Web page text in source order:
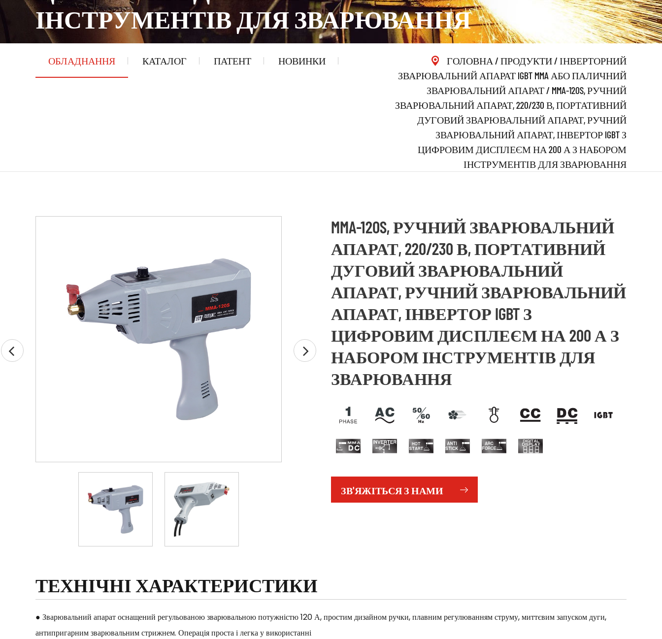
ІНСТРУМЕНТІВ ДЛЯ ЗВАРЮВАННЯ
ОБЛАДНАННЯ КАТАЛОГ ПАТЕНТ НОВИНКИ ГОЛОВНА / ПРОДУКТИ/ ІНВЕРТОРНИЙ
ЗВАРЮВАЛЬНИЙ АПАРАТ IGBT MMA АБО ПАЛИЧНИЙ
ЗВАРЮВАЛЬНИЙ АПАРАТ/ MMA-120S, РУЧНИЙ
ЗВАРЮВАЛЬНИЙ АПАРАТ, 220/230 В, ПОРТАТИВНИЙ
ДУГОВИЙ ЗВАРЮВАЛЬНИЙ АПАРАТ, РУЧНИЙ
ЗВАРЮВАЛЬНИЙ АПАРАТ, ІНВЕРТОР IGBT З
ЦИФРОВИМ ДИСПЛЕЄМ НА 200 А З НАБОРОМ
ІНСТРУМЕНТІВ ДЛЯ ЗВАРЮВАННЯ
MMA-120S, РУЧНИЙ ЗВАРЮВАЛЬНИЙ
АПАРАТ, 220/230 В, ПОРТАТИВНИЙ
ДУГОВИЙ ЗВАРЮВАЛЬНИЙ
АПАРАТ, РУЧНИЙ ЗВАРЮВАЛЬНИЙ
АПАРАТ, ІНВЕРТОР IGBT З
ЦИФРОВИМ ДИСПЛЕЄМ НА 200 А З
НАБОРОМ ІНСТРУМЕНТІВ ДЛЯ
ЗВАРЮВАННЯ
ЗВ'ЯЖІТЬСЯ З НАМИ
ТЕХНІЧНІ ХАРАКТЕРИСТИКИ
● Зварювальний апарат оснащений регульованою зварювальною потужністю 120 А, простим дизайном ручки, плавним регулюванням струму, миттєвим запуском дуги,
антипригарним зварювальним стрижнем. Операція проста і легка у використанні